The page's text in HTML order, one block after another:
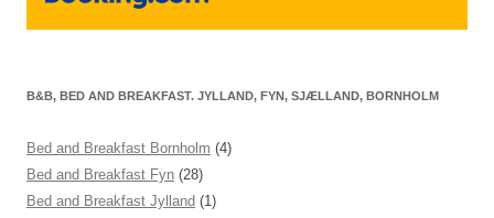
B&B, BED AND BREAKFAST. JYLLAND, FYN, SJÆLLAND, BORNHOLM
Bed and Breakfast Bornholm (4)
Bed and Breakfast Fyn (28)
Bed and Breakfast Jylland (1)